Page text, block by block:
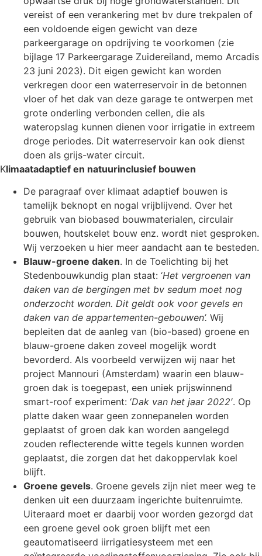
vereist of een verankering met bv dure trekpalen of
een voldoende eigen gewicht van deze
parkeergarage on opdrijving te voorkomen (zie
bijlage 17 Parkeergarage Zuidereiland, memo Arcadis
23 juni 2023). Dit eigen gewicht kan worden
verkregen door een waterreservoir in de betonnen
vloer of het dak van deze garage te ontwerpen met
grote onderling verbonden cellen, die als
wateropslag kunnen dienen voor irrigatie in extreem
droge periodes. Dit waterreservoir kan ook dienst
doen als grijs-water circuit.
Klimaatadaptief en natuurinclusief bouwen
De paragraaf over klimaat adaptief bouwen is
tamelijk beknopt en nogal vrijblijvend. Over het
gebruik van biobased bouwmaterialen, circulair
bouwen, houtskelet bouw enz. wordt niet gesproken.
Wij verzoeken u hier meer aandacht aan te besteden.
Blauw-groene daken. In de Toelichting bij het
Stedenbouwkundig plan staat: ‘Het vergroenen van
daken van de bergingen met bv sedum moet nog
onderzocht worden. Dit geldt ook voor gevels en
daken van de appartementen-gebouwen’. Wij
bepleiten dat de aanleg van (bio-based) groene en
blauw-groene daken zoveel mogelijk wordt
bevorderd. Als voorbeeld verwijzen wij naar het
project Mannouri (Amsterdam) waarin een blauw-
groen dak is toegepast, een uniek prijswinnend
smart-roof experiment: ‘Dak van het jaar 2022′. Op
platte daken waar geen zonnepanelen worden
geplaatst of groen dak kan worden aangelegd
zouden reflecterende witte tegels kunnen worden
geplaatst, die zorgen dat het dakoppervlak koel
blijft.
Groene gevels. Groene gevels zijn niet meer weg te
denken uit een duurzaam ingerichte buitenruimte.
Uiteraard moet er daarbij voor worden gezorgd dat
een groene gevel ook groen blijft met een
geautomatiseerd iirrigatiesysteem met een